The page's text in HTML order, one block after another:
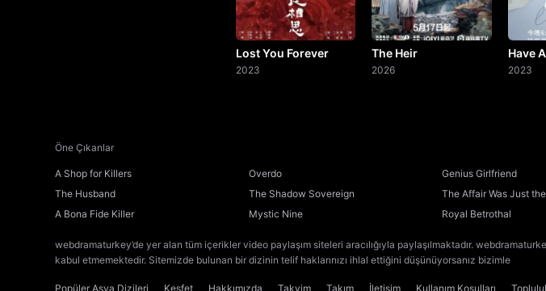
22. Bölüm
28. Bölüm
Lost You Forever
2023
The Heir
2026
Have
2023
Öne Çıkanlar
A Shop for Killers Overdo
Genius Girlfriend
The Husband
The Shadow Sovereign
The Affair Was Just
A Bona Fide Killer
Mystic Nine Royal Betrothal
webdramaturkey’de yer alan tüm içerikler video paylaşım siteleri aracılığıyla paylaşılmaktadır.
kabul etmemektedir. Sitemizde bulunan bir dizinin telif haklarınızı ihlal ettiğini düşünüyorsanız bizimle
Popüler Asya Dizileri Keşfet Hakkımızda Takvim Takım İletişim Kullanım Koşulları